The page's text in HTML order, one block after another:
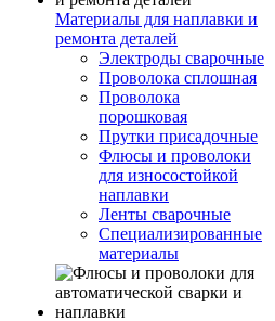
Материалы для наплавки и
ремонта деталей
Электроды сварочные
Проволока сплошная
Проволока
порошковая
Прутки присадочные
Флюсы и проволоки
для износостойкой
наплавки
Ленты сварочные
Специализированные
материалы